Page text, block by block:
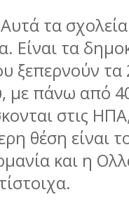
τα
Είναι τα
ξεπερνούν
µε πάνω από
στις
θέση είναι
και η